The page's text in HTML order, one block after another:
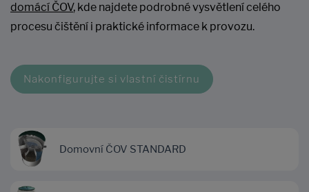
domácí ČOV, kde najdete podrobné vysvětlení celého
procesu čištění i praktické informace k provozu.
Nakonfigurujte si vlastní čistírnu
Domovní ČOV STANDARD